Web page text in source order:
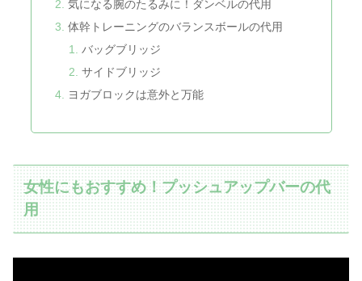
気になる腕のたるみに！ダンベルの代用
体幹トレーニングのバランスボールの代用
バッグブリッジ
サイドブリッジ
ヨガブロックは意外と万能
女性にもおすすめ！プッシュアップバーの代
用